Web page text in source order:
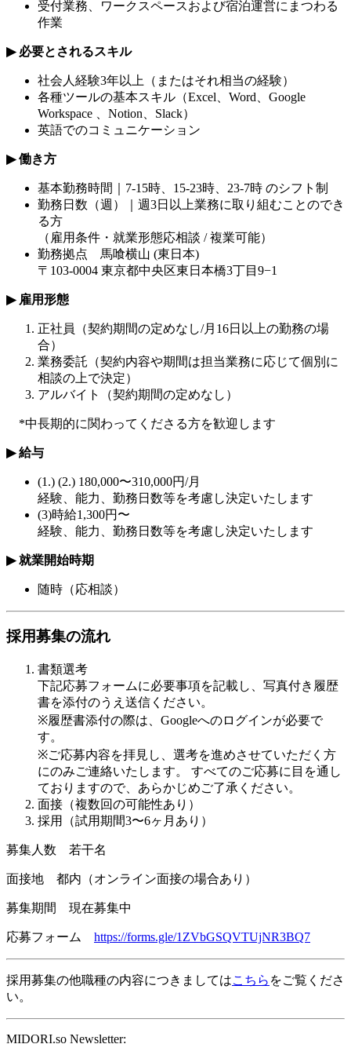
受付業務、ワークスペースおよび宿泊運営にまつわる
作業
▶︎ 必要とされるスキル
社会人経験3年以上（またはそれ相当の経験）
各種ツールの基本スキル（Excel Word
Google
Workspace
Notion Slack）
英語でのコミュニケーション
▶︎働き方
基本勤務時間｜ 7-15時、 15-23時、 23-7時 のシフト制
勤務日数（週）｜週3日以上業務に取り組むことのでき
る方
（雇用条件・就業形態応相談 /複業可能）
勤務拠点 馬喰横山 (東日本)
〒 103-0004 東京都中央区東日本橋3丁目9−1
▶︎ 雇用形態
正社員（契約期間の定めなし/月 16日以上の勤務の場
合）
業務委託（契約内容や期間は担当業務に応じて個別に
相談の上で決定）
アルバイト（契約期間の定めなし）
*中長期的に関わってくださる方を歓迎します
▶︎給与
(1.) (2.) 180,000〜310,000円/月
経験、能力、勤務日数等を考慮し決定いたします
(3)時給1,300円〜
経験、能力、勤務日数等を考慮し決定いたします
▶︎就業開始時期
随時（応相談）
採用募集の流れ
書類選考
下記応募フォームに必要事項を記載し、写真付き履歴
書を添付のうえ送信ください。
※履歴書添付の際は、 Googleへのログインが必要で
す。
※ご応募内容を拝見し、選考を進めさせていただく方
にのみご連絡いたします。
すべてのご応募に目を通し
ておりますので、あらかじめご了承ください。
面接（複数回の可能性あり）
採用（試用期間3〜6ヶ月あり）
募集人数 若干名
面接地 都内（オンライン面接の場合あり）
募集期間 現在募集中
応募フォーム https://forms.gle/1ZVbGSQVTUjNR3BQ7
採用募集の他職種の内容につきましてはこちら をご覧くださ
い。
MIDORI.so Newsletter: